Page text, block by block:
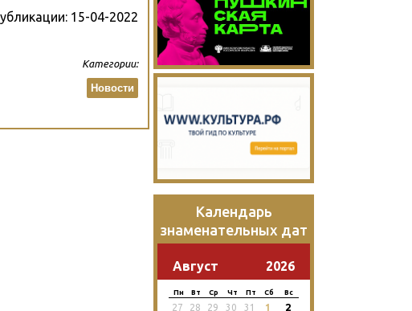
15-04-2022
Категории:
Новости
Календарь
знаменательных дат
Август 2026
Пн Вт Ср Чт Пт Сб Вс
27 28 29 30 31 1 2